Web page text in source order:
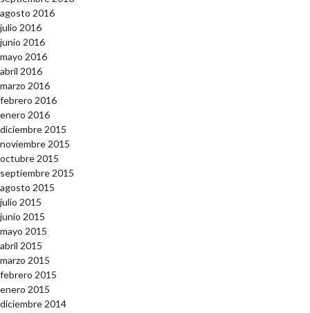
agosto 2016
julio 2016
junio 2016
mayo 2016
abril 2016
marzo 2016
febrero 2016
enero 2016
diciembre 2015
noviembre 2015
octubre 2015
septiembre 2015
agosto 2015
julio 2015
junio 2015
mayo 2015
abril 2015
marzo 2015
febrero 2015
enero 2015
diciembre 2014